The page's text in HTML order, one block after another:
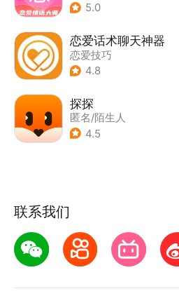
5.0
恋爱话术聊天神器
恋爱技巧
4.8
探探
匿名/陌生人
4.5
联系我们